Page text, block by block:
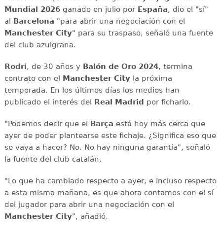
Mundial 2026ganado en julio por España, dio el "sí"
al Barcelona "para abrir una negociación con el
Manchester City" para su traspaso, señaló una fuente
del club azulgrana.
Rodri, de 30 años y Balón de Oro 2024, termina
contrato con el Manchester Cityla próxima
temporada. En los últimos días los medios han
publicado el interés del Real Madrid por ficharlo.
"Podemos decir que el Barça está hoy más cerca que
ayer de poder plantearse este fichaje. ¿Significa eso que
se vaya a hacer? No. No hay ninguna garantía", señaló
la fuente del club catalán.
"Lo que ha cambiado respecto a ayer, e incluso respecto
a esta misma mañana, es que ahora contamos con el sí
del jugador para abrir una negociación con el
Manchester City", añadió.